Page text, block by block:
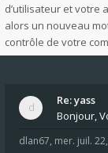
d’utilisateur et votre
alors un nouveau
contrôle de votre
Re: yass
Bonjour,
dlan67, mer. juil.